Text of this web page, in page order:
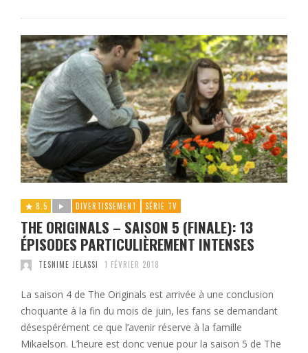
8.5 DIVERTISSEMENT SÉRIE TV
THE ORIGINALS – SAISON 5 (FINALE): 13
ÉPISODES PARTICULIÈREMENT INTENSES
TESNIME JELASSI 1 FÉVRIER 2018
La saison 4 de The Originals est arrivée à une conclusion
choquante à la fin du mois de juin, les fans se demandant
désespérément ce que l’avenir réserve à la famille
Mikaelson. L’heure est donc venue pour la saison 5 de The